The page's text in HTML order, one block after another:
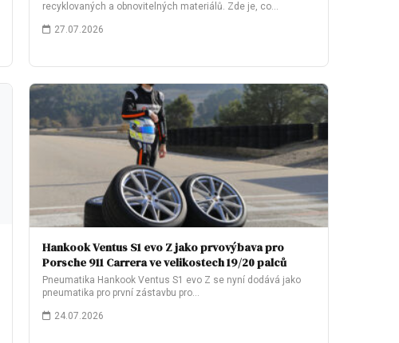
recyklovaných a obnovitelných materiálů. Zde je, co…
27.07.2026
Hankook Ventus S1 evo Z jako prvovýbava pro
Porsche 911 Carrera ve velikostech 19/20 palců
Pneumatika Hankook Ventus S1 evo Z se nyní dodává jako
pneumatika pro první zástavbu pro…
24.07.2026